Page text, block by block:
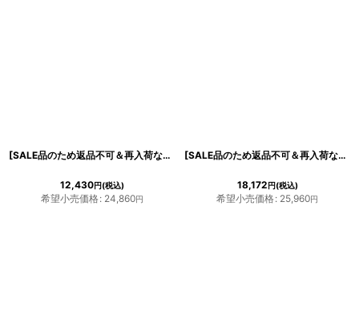
[SALE品のため返品不可＆再入荷なしの現品限り][ERUKEI]ツイード・チェック・半袖・フロントファスナー・膝丈・ショート丈・タイト・ミニドレス・ワンピース[MIRIN・黒木麗奈着用]《送料＆代引き手数料無料》
12,430円(税込)
希望小売価格: 24,860円
[SALE品のため返品不可＆再入荷なしの現品限り][ERUKEI]グレー・フラワーレース・半袖・シースルー・タイト・ミニドレス・ワンピース[れお着用]《送料＆代引き手数料無料》
18,172円(税込)
希望小売価格: 25,960円